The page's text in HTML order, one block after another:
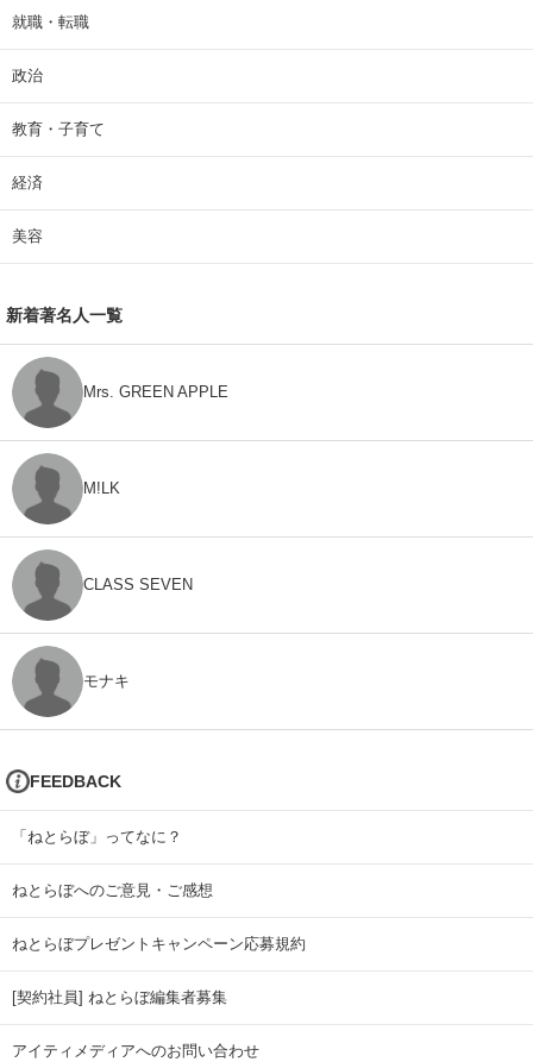
就職・転職
政治
教育・子育て
経済
美容
新着著名人一覧
Mrs. GREEN APPLE
M!LK
CLASS SEVEN
モナキ
FEEDBACK
「ねとらぼ」ってなに？
ねとらぼへのご意見・ご感想
ねとらぼプレゼントキャンペーン応募規約
[契約社員] ねとらぼ編集者募集
アイティメディアへのお問い合わせ